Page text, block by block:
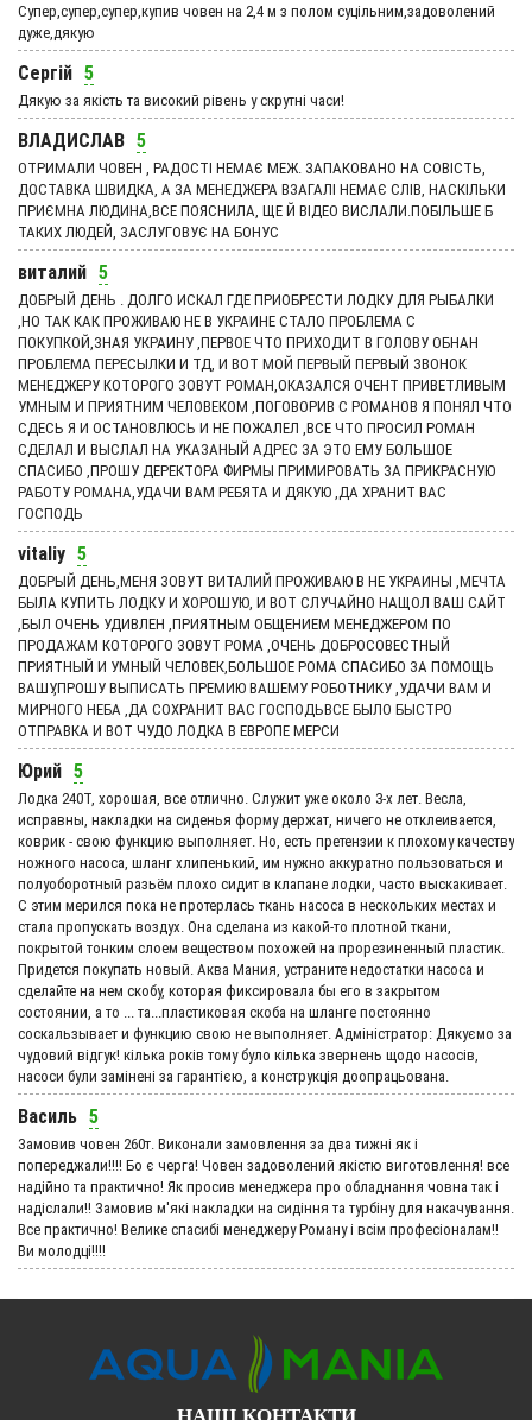
Супер,супер,супер,купив човен на 2,4 м з полом суцільним,задоволений
дуже,дякую
Сергій 5
Дякую за якість та високий рівень у скрутні часи!
ВЛАДИСЛАВ 5
ОТРИМАЛИ ЧОВЕН , РАДОСТІ НЕМАЄ МЕЖ. ЗАПАКОВАНО НА СОВІСТЬ,
ДОСТАВКА ШВИДКА, А ЗА МЕНЕДЖЕРА ВЗАГАЛІ НЕМАЄ СЛІВ, НАСКІЛЬКИ
ПРИЄМНА ЛЮДИНА,ВСЕ ПОЯСНИЛА, ЩЕ Й ВІДЕО ВИСЛАЛИ.ПОБІЛЬШЕ Б
ТАКИХ ЛЮДЕЙ, ЗАСЛУГОВУЄ НА БОНУС
виталий 5
ДОБРЫЙ ДЕНЬ . ДОЛГО ИСКАЛ ГДЕ ПРИОБРЕСТИ ЛОДКУ ДЛЯ РЫБАЛКИ
,НО ТАК КАК ПРОЖИВАЮ НЕ В УКРАИНЕ СТАЛО ПРОБЛЕМА С
ПОКУПКОЙ,ЗНАЯ УКРАИНУ ,ПЕРВОЕ ЧТО ПРИХОДИТ В ГОЛОВУ ОБНАН
ПРОБЛЕМА ПЕРЕСЫЛКИ И ТД, И ВОТ МОЙ ПЕРВЫЙ ПЕРВЫЙ ЗВОНОК
МЕНЕДЖЕРУ КОТОРОГО ЗОВУТ РОМАН,ОКАЗАЛСЯ ОЧЕНТ ПРИВЕТЛИВЫМ
УМНЫМ И ПРИЯТНИМ ЧЕЛОВЕКОМ ,ПОГОВОРИВ С РОМАНОВ Я ПОНЯЛ ЧТО
СДЕСЬ Я И ОСТАНОВЛЮСЬ И НЕ ПОЖАЛЕЛ ,ВСЕ ЧТО ПРОСИЛ РОМАН
СДЕЛАЛ И ВЫСЛАЛ НА УКАЗАНЫЙ АДРЕС ЗА ЭТО ЕМУ БОЛЬШОЕ
СПАСИБО ,ПРОШУ ДЕРЕКТОРА ФИРМЫ ПРИМИРОВАТЬ ЗА ПРИКРАСНУЮ
РАБОТУ РОМАНА,УДАЧИ ВАМ РЕБЯТА И ДЯКУЮ ,ДА ХРАНИТ ВАС
ГОСПОДЬ
vitaliy 5
ДОБРЫЙ ДЕНЬ,МЕНЯ ЗОВУТ ВИТАЛИЙ ПРОЖИВАЮ В НЕ УКРАИНЫ ,МЕЧТА
БЫЛА КУПИТЬ ЛОДКУ И ХОРОШУЮ, И ВОТ СЛУЧАЙНО НАЩОЛ ВАШ САЙТ
,БЫЛ ОЧЕНЬ УДИВЛЕН ,ПРИЯТНЫМ ОБЩЕНИЕМ МЕНЕДЖЕРОМ ПО
ПРОДАЖАМ КОТОРОГО ЗОВУТ РОМА ,ОЧЕНЬ ДОБРОСОВЕСТНЫЙ
ПРИЯТНЫЙ И УМНЫЙ ЧЕЛОВЕК,БОЛЬШОЕ РОМА СПАСИБО ЗА ПОМОЩЬ
ВАШУ,ПРОШУ ВЫПИСАТЬ ПРЕМИЮ ВАШЕМУ РОБОТНИКУ ,УДАЧИ ВАМ И
МИРНОГО НЕБА ,ДА СОХРАНИТ ВАС ГОСПОДЬВСЕ БЫЛО БЫСТРО
ОТПРАВКА И ВОТ ЧУДО ЛОДКА В ЕВРОПЕ МЕРСИ
Юрий 5
Лодка 240Т, хорошая, все отлично. Служит уже около 3-х лет. Весла,
исправны, накладки на сиденья форму держат, ничего не отклеивается,
коврик - свою функцию выполняет. Но, есть претензии к плохому качеству
ножного насоса, шланг хлипенький, им нужно аккуратно пользоваться и
полуоборотный разьём плохо сидит в клапане лодки, часто выскакивает.
С этим мерился пока не протерлась ткань насоса в нескольких местах и
стала пропускать воздух. Она сделана из какой-то плотной ткани,
покрытой тонким слоем веществом похожей на прорезиненный пластик.
Придется покупать новый. Аква Мания, устраните недостатки насоса и
сделайте на нем скобу, которая фиксировала бы его в закрытом
состоянии, а то ... та...пластиковая скоба на шланге постоянно
соскальзывает и функцию свою не выполняет. Адмiнiстратор: Дякуємо за
чудовий вiдгук! кілька років тому було кілька звернень щодо насосів,
насоси були замінені за гарантією, а конструкція доопрацьована.
Василь 5
Замовив човен 260т. Виконали замовлення за два тижні як і
попереджали!!!! Бо є черга! Човен задоволений якістю виготовлення! все
надійно та практично! Як просив менеджера про обладнання човна так і
надіслали!! Замовив м'які накладки на сидіння та турбіну для накачування.
Все практично! Велике спасибі менеджеру Роману і всім професіоналам!!
Ви молодці!!!!